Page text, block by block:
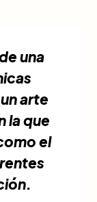
una
arte
la que
el